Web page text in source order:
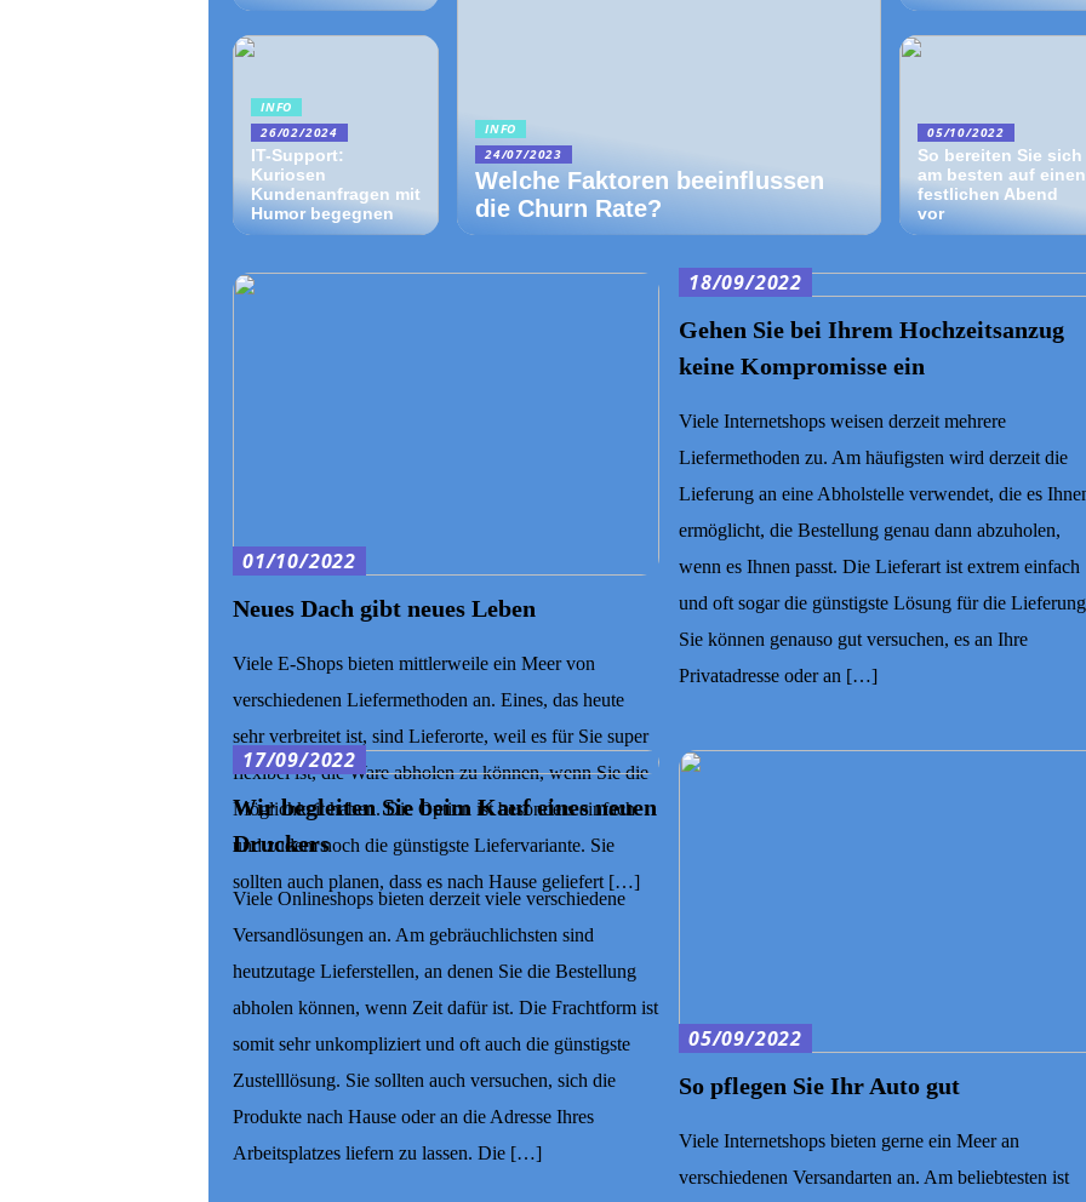
INFO
26/02/2024
IT-Support:
Kuriosen
Kundenanfragen mit
Humor begegnen
INFO
24/07/2023
Welche Faktoren beeinflussen
die Churn Rate?
05/10/2022
So bereiten Sie sich
am besten auf einen
festlichen Abend
vor
01/10/2022
Neues Dach gibt neues Leben
Viele E-Shops bieten mittlerweile ein Meer von
verschiedenen Liefermethoden an. Eines, das heute
sehr verbreitet ist, sind Lieferorte, weil es für Sie super
flexibel ist, die Ware abholen zu können, wenn Sie die
Möglichkeit haben. Die Option ist besonders einfach
und zudem noch die günstigste Liefervariante. Sie
sollten auch planen, dass es nach Hause geliefert […]
18/09/2022
Gehen Sie bei Ihrem Hochzeitsanzug
keine Kompromisse ein
Viele Internetshops weisen derzeit mehrere
Liefermethoden zu. Am häufigsten wird derzeit die
Lieferung an eine Abholstelle verwendet, die es
ermöglicht, die Bestellung genau dann abzuholen,
wenn es Ihnen passt. Die Lieferart ist extrem einfach
und oft sogar die günstigste Lösung für die
Sie können genauso gut versuchen, es an Ihre
Privatadresse oder an […]
17/09/2022
Wir begleiten Sie beim Kauf eines neuen
Druckers
Viele Onlineshops bieten derzeit viele verschiedene
Versandlösungen an. Am gebräuchlichsten sind
heutzutage Lieferstellen, an denen Sie die Bestellung
abholen können, wenn Zeit dafür ist. Die Frachtform ist
somit sehr unkompliziert und oft auch die günstigste
Zustelllösung. Sie sollten auch versuchen, sich die
Produkte nach Hause oder an die Adresse Ihres
Arbeitsplatzes liefern zu lassen. Die […]
05/09/2022
So pflegen Sie Ihr Auto gut
Viele Internetshops bieten gerne ein Meer an
verschiedenen Versandarten an. Am beliebtesten ist